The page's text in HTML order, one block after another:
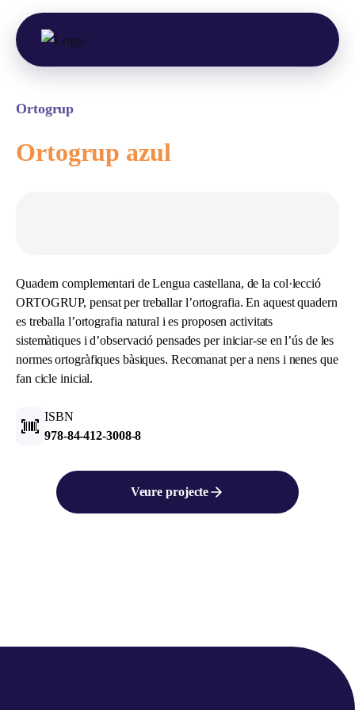
Ortogrup
Ortogrup azul
Quadern complementari de Lengua castellana, de la col·lecció
ORTOGRUP, pensat per treballar l’ortografia. En aquest quadern
es treballa l’ortografia natural i es proposen activitats
sistemàtiques i d’observació pensades per iniciar-se en l’ús de les
normes ortogràfiques bàsiques. Recomanat per a nens i nenes que
fan cicle inicial.
ISBN
978-84-412-3008-8
Veure projecte